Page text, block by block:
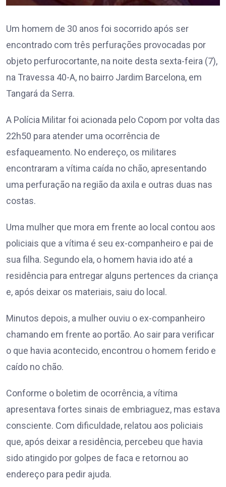
Um homem de 30 anos foi socorrido após ser
encontrado com três perfurações provocadas por
objeto perfurocortante, na noite desta sexta-feira (7),
na Travessa 40-A, no bairro Jardim Barcelona, em
Tangará da Serra.
A Polícia Militar foi acionada pelo Copom por volta das
22h50 para atender uma ocorrência de
esfaqueamento. No endereço, os militares
encontraram a vítima caída no chão, apresentando
uma perfuração na região da axila e outras duas nas
costas.
Uma mulher que mora em frente ao local contou aos
policiais que a vítima é seu ex-companheiro e pai de
sua filha. Segundo ela, o homem havia ido até a
residência para entregar alguns pertences da criança
e, após deixar os materiais, saiu do local.
Minutos depois, a mulher ouviu o ex-companheiro
chamando em frente ao portão. Ao sair para verificar
o que havia acontecido, encontrou o homem ferido e
caído no chão.
Conforme o boletim de ocorrência, a vítima
apresentava fortes sinais de embriaguez, mas estava
consciente. Com dificuldade, relatou aos policiais
que, após deixar a residência, percebeu que havia
sido atingido por golpes de faca e retornou ao
endereço para pedir ajuda.